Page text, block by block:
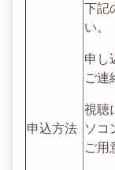
申込方法
下記
い。
申し
ご連
視聴
ソコ
ご用